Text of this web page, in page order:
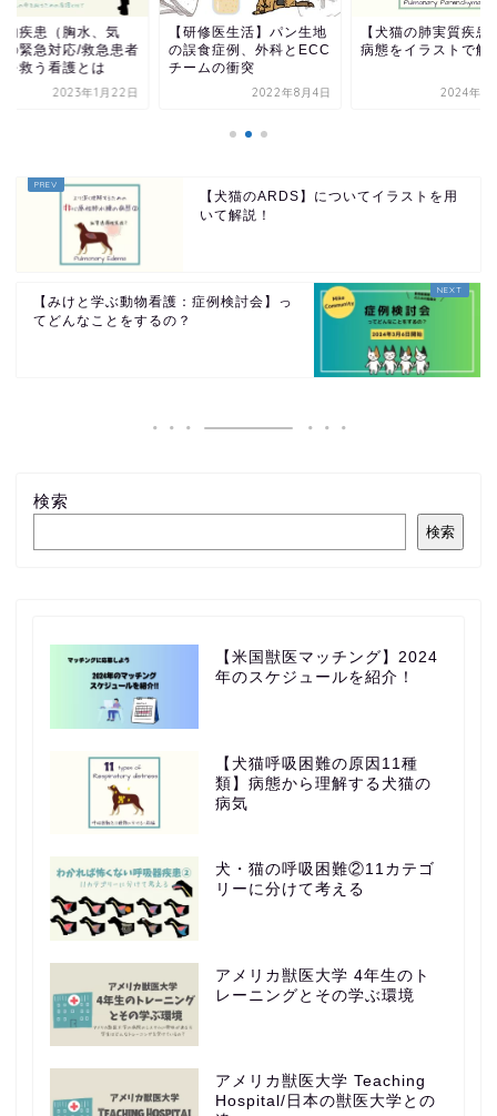
内疾患（胸水、気
の緊急対応/救急患者
を救う看護とは
2023年1月22日
【研修医生活】パン生地
の誤食症例、外科とECC
チームの衝突
2022年8月4日
【犬猫の肺実質疾患
病態をイラストで解
2024年1
【犬猫のARDS】についてイラストを用
いて解説！
【みけと学ぶ動物看護：症例検討会】っ
てどんなことをするの？
検索
検索
【米国獣医マッチング】2024
年のスケジュールを紹介！
【犬猫呼吸困難の原因11種
類】病態から理解する犬猫の
病気
犬・猫の呼吸困難②11カテゴ
リーに分けて考える
アメリカ獣医大学 4年生のト
レーニングとその学ぶ環境
アメリカ獣医大学 Teaching
Hospital/日本の獣医大学との